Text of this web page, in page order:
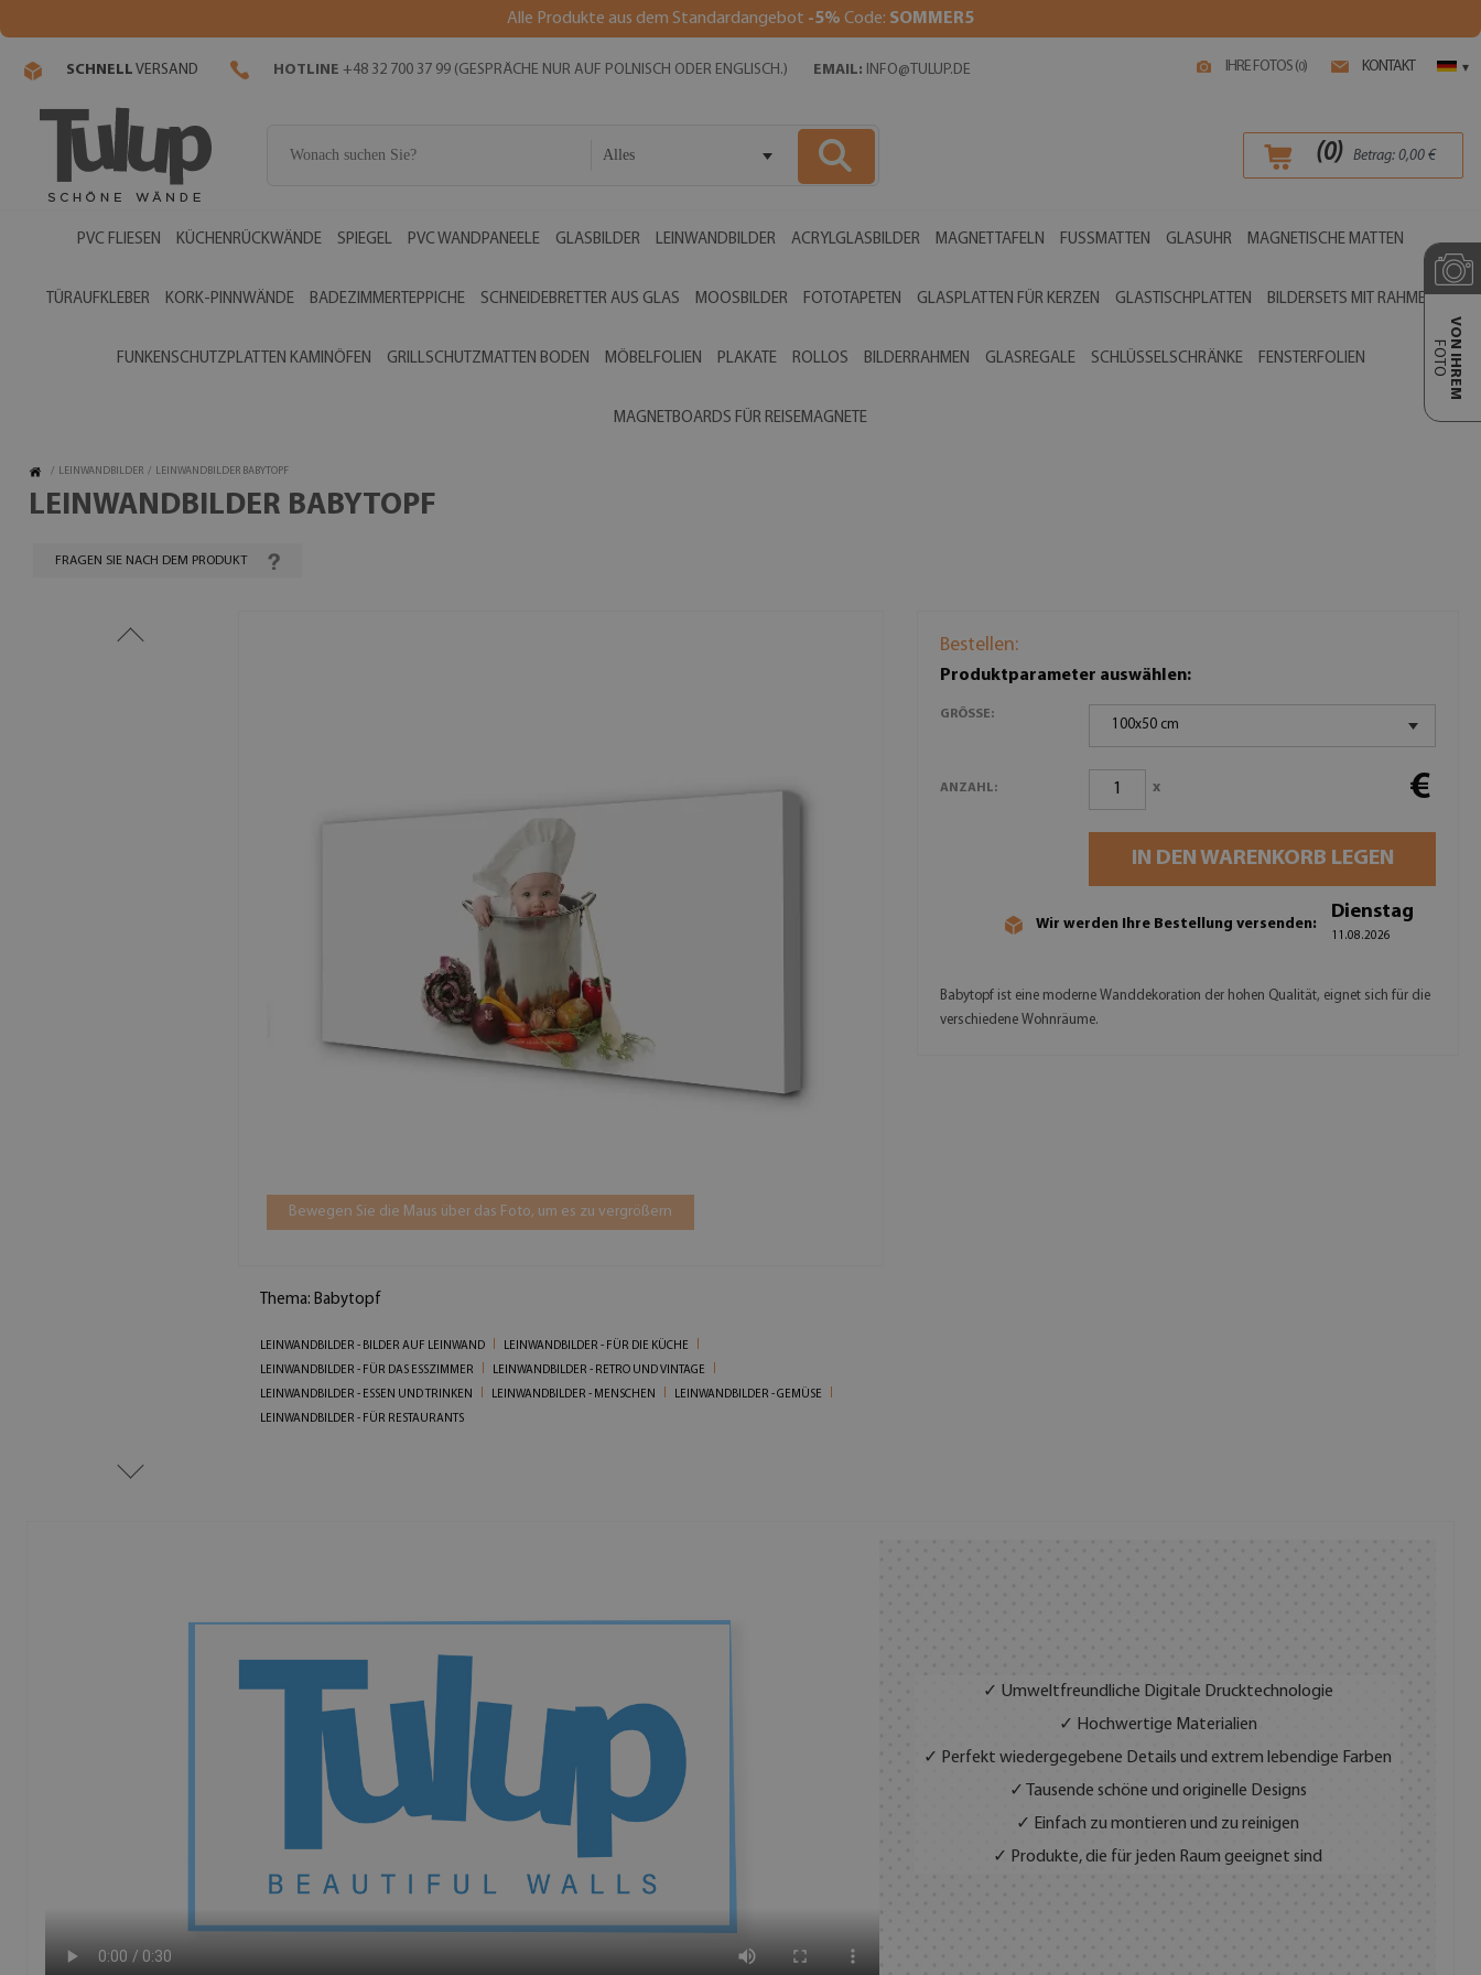
Alle Produkte aus dem Standardangebot -5% Code: SOMMER5
IHRE FOTOS (0) KONTAKT ▾
SCHNELL VERSAND HOTLINE +48 32 700 37 99 (GESPRÄCHE NUR AUF POLNISCH ODER ENGLISCH.) EMAIL: INFO@TULUP.DE
Alles (0) Betrag: 0,00€
PVC FLIESEN KÜCHENRÜCKWÄNDE SPIEGEL PVC WANDPANEELE GLASBILDER LEINWANDBILDER ACRYLGLASBILDER MAGNETTAFELN FUSSMATTEN GLASUHR MAGNETISCHE MATTEN
TÜRAUFKLEBER KORK-PINNWÄNDE BADEZIMMERTEPPICHE SCHNEIDEBRETTER AUS GLAS MOOSBILDER FOTOTAPETEN GLASPLATTEN FÜR KERZEN GLASTISCHPLATTEN BILDERSETS MIT RAHMEN
FUNKENSCHUTZPLATTEN KAMINÖFEN GRILLSCHUTZMATTEN BODEN MÖBELFOLIEN PLAKATE ROLLOS BILDERRAHMEN GLASREGALE SCHLÜSSELSCHRÄNKE FENSTERFOLIEN
MAGNETBOARDS FÜR REISEMAGNETE
VON IHREM
FOTO
/ LEINWANDBILDER / LEINWANDBILDER BABYTOPF
LEINWANDBILDER BABYTOPF
FRAGEN SIE NACH DEM PRODUKT
Bewegen Sie die Maus über das Foto, um es zu vergrößern
Thema: Babytopf
LEINWANDBILDER - BILDER AUF LEINWAND
LEINWANDBILDER - FÜR DIE KÜCHE
LEINWANDBILDER - FÜR DAS ESSZIMMER
LEINWANDBILDER - RETRO UND VINTAGE
LEINWANDBILDER - ESSEN UND TRINKEN
LEINWANDBILDER - MENSCHEN
LEINWANDBILDER - GEMÜSE
LEINWANDBILDER - FÜR RESTAURANTS
Bestellen:
Produktparameter auswählen:
GRÖSSE:
100x50 cm
ANZAHL: x €
IN DEN WARENKORB LEGEN
Wir werden Ihre Bestellung versenden:
Dienstag
11.08.2026
Babytopf ist eine moderne Wanddekoration der hohen Qualität, eignet sich für die
verschiedene Wohnräume.
✓ Umweltfreundliche Digitale Drucktechnologie
✓ Hochwertige Materialien
✓ Perfekt wiedergegebene Details und extrem lebendige Farben
✓ Tausende schöne und originelle Designs
✓ Einfach zu montieren und zu reinigen
✓ Produkte, die für jeden Raum geeignet sind